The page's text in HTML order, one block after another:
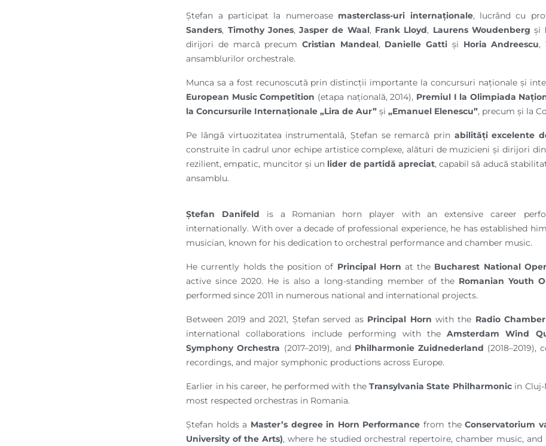
Ștefan a participat la numeroase masterclass-uri internaționale, lucrând cu
Sanders, Timothy Jones,Jasper de Waal, Frank Lloyd, Laurens Woudenberg și
dirijori de marcă precum Cristian Mandeal, Danielle Gatti și Horia Andreescu,
ansamblurilor orchestrale.
Munca sa a fost recunoscută prin distincții importante la concursuri naționale și
European Music Competition (etapa națională, 2014), Premiul I la Olimpiada
la Concursurile Internaționale „Lira de Aur” și„Emanuel Elenescu”, precum și la
Pe lângă virtuozitatea instrumentală, Ștefan se remarcă prin abilități excelente
construite în cadrul unor echipe artistice complexe, alături de muzicieni și dirijori
rezilient, empatic, muncitor și un lider de partidă apreciat, capabil să aducă
ansamblu.
Ștefan Danifeld is a Romanian horn player with an extensive career
internationally. With over a decade of professional experience, he has established
musician, known for his dedication to orchestral performance and chamber music.
He currently holds the position of Principal Horn at the Bucharest National
active since 2020. He is also a long-standing member of the Romanian Youth
performed since 2011 in numerous national and international projects.
Between 2019 and 2021, Ștefan served as Principal Horn with the Radio
international collaborations include performing with theAmsterdam Wind
Symphony Orchestra (2017–2019), and Philharmonie Zuidnederland
recordings, and major symphonic productions across Europe.
Earlier in his career, he performed with theTransylvania State Philharmonicin Cluj-
most respected orchestras in Romania.
Ștefan holds a Master’s degree in Horn Performance from theConservatorium
University of the Arts), where he studied orchestral repertoire, chamber music, and